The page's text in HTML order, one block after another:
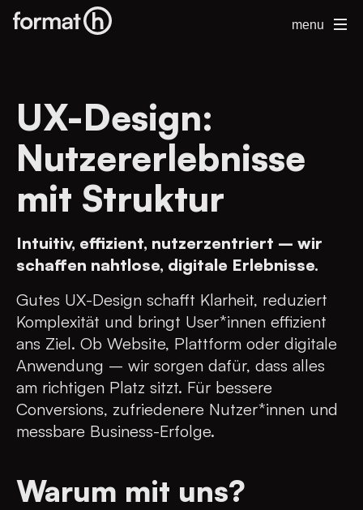
menu
UX-Design:
Nutzererlebnisse
mit Struktur
Intuitiv, effizient, nutzerzentriert – wir
schaffen nahtlose, digitale Erlebnisse.
Gutes UX-Design schafft Klarheit, reduziert
Komplexität und bringt User*innen effizient
ans Ziel. Ob Website, Plattform oder digitale
Anwendung – wir sorgen dafür, dass alles
am richtigen Platz sitzt. Für bessere
Conversions, zufriedenere Nutzer*innen und
messbare Business-Erfolge.
Warum mit uns?